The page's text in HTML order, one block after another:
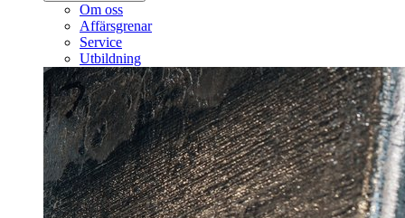
Om oss
Affärsgrenar
Service
Utbildning